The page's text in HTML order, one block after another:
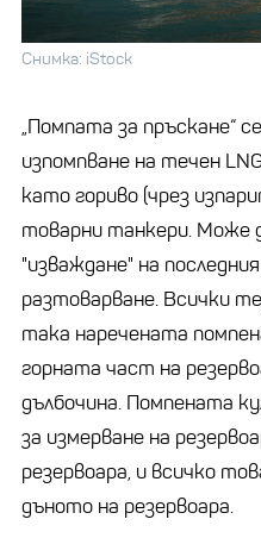
Снимка: iStock
„Помпата за пръскане“
изпомпване на течен
като гориво (чрез
товарни танкери. Може
"изваждане" на
разтоварване. Всички
така наречената
горната част на
дълбочина. Помпената
за измерване на
резервоара, и всичко
дъното на резервоара.